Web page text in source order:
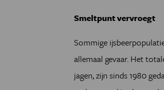
Smeltpunt vervroegt
Sommige
allemaal gevaar. Het
jagen, zijn sinds 1980